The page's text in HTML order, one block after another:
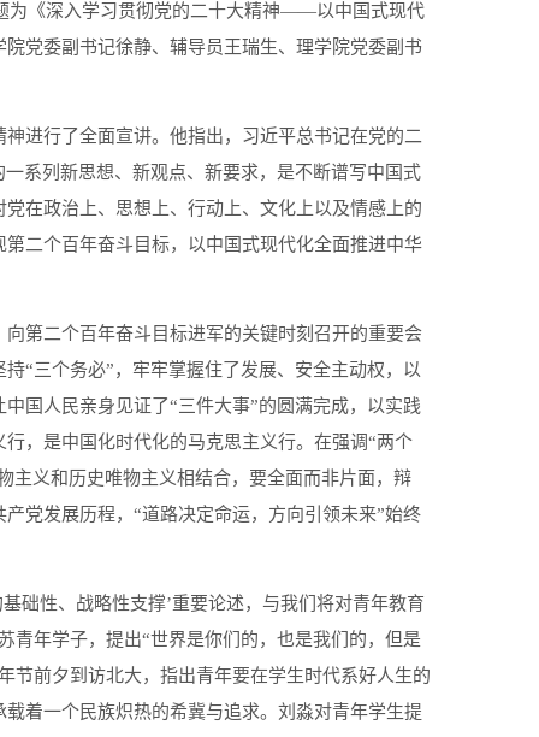
为《深入学习贯彻党的二十大精神——以中国式现代
党委副书记徐静、辅导员王瑞生、理学院党委副书
进行了全面宣讲。他指出，习近平总书记在党的二
系列新思想、新观点、新要求，是不断谱写中国式
在政治上、思想上、行动上、文化上以及情感上的
二个百年奋斗目标，以中国式现代化全面推进中华
第二个百年奋斗目标进军的关键时刻召开的重要会
“三个务必”，牢牢掌握住了发展、安全主动权，以
国人民亲身见证了“三件大事”的圆满完成，以实践
，是中国化时代化的马克思主义行。在强调“两个
主义和历史唯物主义相结合，要全面而非片面，辩
党发展历程，“道路决定命运，方向引领未来”始终
础性、战略性支撑’重要论述，与我们将对青年教育
青年学子，提出“世界是你们的，也是我们的，但是
前夕到访北大，指出青年要在学生时代系好人生的
着一个民族炽热的希冀与追求。刘淼对青年学生提